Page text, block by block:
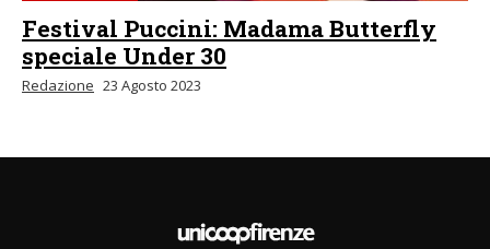
Festival Puccini: Madama Butterfly
speciale Under 30
Redazione 23 Agosto 2023